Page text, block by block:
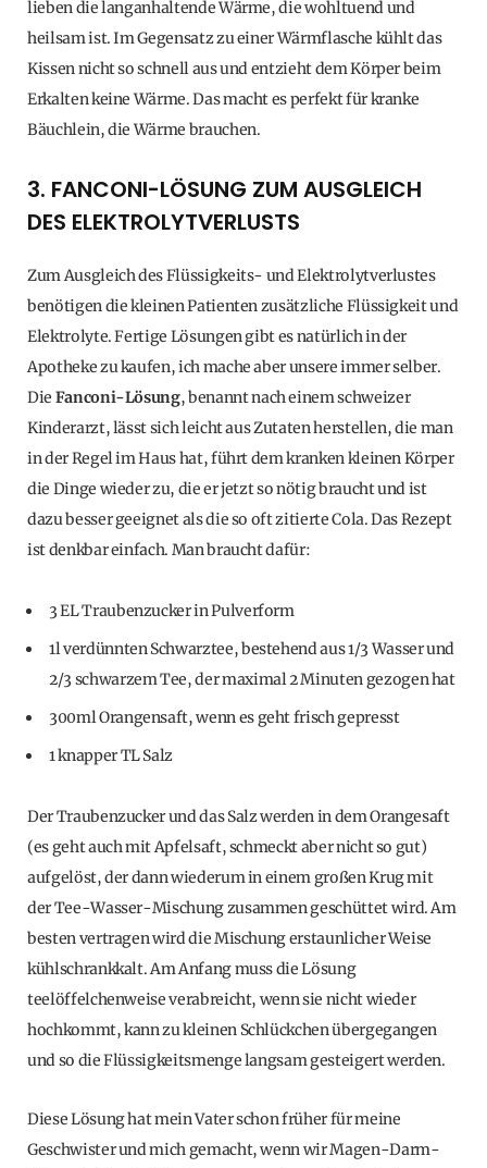
lieben die langanhaltende Wärme, die wohltuend und
heilsam ist. Im Gegensatz zu einer Wärmflasche kühlt das
Kissen nicht so schnell aus und entzieht dem Körper beim
Erkalten keine Wärme. Das macht es perfekt für kranke
Bäuchlein, die Wärme brauchen.
3. FANCONI-LÖSUNG ZUM AUSGLEICH
DES ELEKTROLYTVERLUSTS
Zum Ausgleich des Flüssigkeits- und Elektrolytverlustes
benötigen die kleinen Patienten zusätzliche Flüssigkeit und
Elektrolyte. Fertige Lösungen gibt es natürlich in der
Apotheke zu kaufen, ich mache aber unsere immer selber.
Die Fanconi-Lösung, benannt nach einem schweizer
Kinderarzt, lässt sich leicht aus Zutaten herstellen, die man
in der Regel im Haus hat, führt dem kranken kleinen Körper
die Dinge wieder zu, die er jetzt so nötig braucht und ist
dazu besser geeignet als die so oft zitierte Cola. Das Rezept
ist denkbar einfach. Man braucht dafür:
3 EL Traubenzucker in Pulverform
1l verdünnten Schwarztee, bestehend aus 1/3 Wasser und
2/3 schwarzem Tee, der maximal 2 Minuten gezogen hat
300ml Orangensaft, wenn es geht frisch gepresst
1 knapper TL Salz
Der Traubenzucker und das Salz werden in dem Orangesaft
(es geht auch mit Apfelsaft, schmeckt aber nicht so gut)
aufgelöst, der dann wiederum in einem großen Krug mit
der Tee-Wasser-Mischung zusammen geschüttet wird. Am
besten vertragen wird die Mischung erstaunlicher Weise
kühlschrankkalt. Am Anfang muss die Lösung
teelöffelchenweise verabreicht, wenn sie nicht wieder
hochkommt, kann zu kleinen Schlückchen übergegangen
und so die Flüssigkeitsmenge langsam gesteigert werden.
Diese Lösung hat mein Vater schon früher für meine
Geschwister und mich gemacht, wenn wir Magen-Darm-